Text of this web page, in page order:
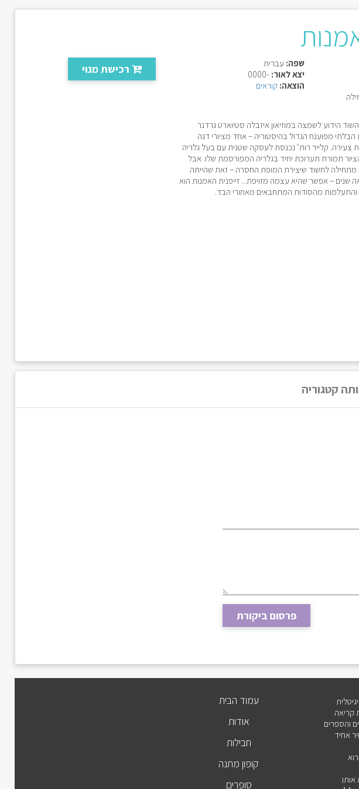
רכישת מנוי
לפי 300 מילה
שפה: עברית
יצא לאור: -0000
הוצאה: קוראים
הידוע לשמצה במוזיאון איזבלה סטיוארט גרדנר
מפוענח הגדול בהיסטוריה – אחד מציורי דגה
צעירה. קלייר רות‘ נכנסת לעסקה שטנית עם בעל גלריה
תמורת תערוכת יחיד בגלריה המפורסמת שלו. אבל
לחשוד שיצירת המופת החסרה – זאת שהייתה
שנים – אפשר שהיא עצמה מזויפת... זייפנית האמנות הוא
והתעלמות מהסודות המתחבאים מאחורי הבד.
קטגוריה
פרסום ביקורת
קריאה
והספרים
אחיד
עמוד הבית
אודות
חבילות
קופון מתנה
סופרים